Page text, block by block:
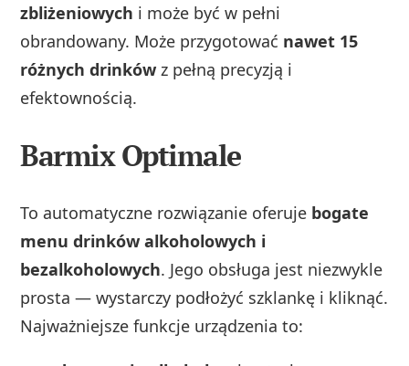
zbliżeniowych i może być w pełni
obrandowany. Może przygotować nawet 15
różnych drinków z pełną precyzją i
efektownością.
Barmix Optimale
To automatyczne rozwiązanie oferuje bogate
menu drinków alkoholowych i
bezalkoholowych. Jego obsługa jest niezwykle
prosta — wystarczy podłożyć szklankę i kliknąć.
Najważniejsze funkcje urządzenia to: